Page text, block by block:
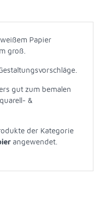
Papier
groß.
gut zum bemalen
&
der Kategorie
angewendet.